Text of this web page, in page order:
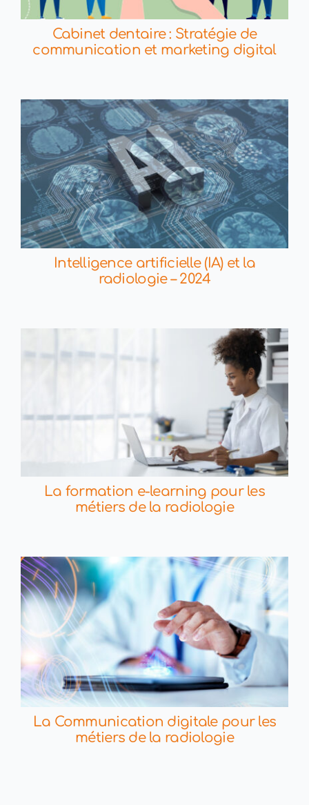
Cabinet dentaire : Stratégie de
communication et marketing digital
Intelligence artificielle (IA) et la
radiologie – 2024
La formation e-learning pour les
métiers de la radiologie
La Communication digitale pour les
métiers de la radiologie